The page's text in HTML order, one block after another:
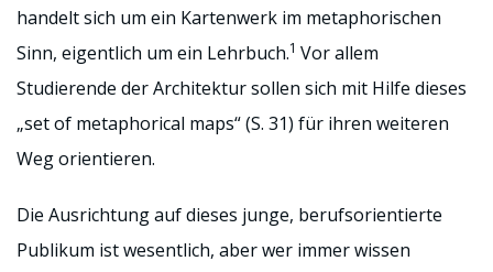
handelt sich um ein Kartenwerk im metaphorischen
Sinn, eigentlich um ein Lehrbuch.1 Vor allem
Studierende der Architektur sollen sich mit Hilfe dieses
„set of metaphorical maps“ (S. 31) für ihren weiteren
Weg orientieren.
Die Ausrichtung auf dieses junge, berufsorientierte
Publikum ist wesentlich, aber wer immer wissen